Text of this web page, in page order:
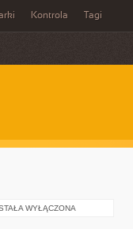
Kontrola Tagi
WYŁĄCZONA